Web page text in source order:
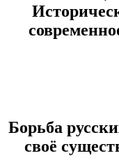
Борьба
своё